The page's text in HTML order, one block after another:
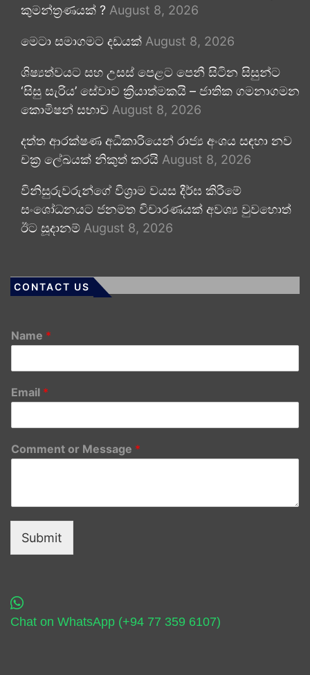
කුමන්ත්‍රණයක් ? August 8, 2026
මෙටා සමාගමට දඩයක් August 8, 2026
ශිෂ්‍යත්වයට සහ උසස් පෙළට පෙනී සිටින සිසුන්ට
‘සිසු සැරිය’ සේවාව ක්‍රියාත්මකයි – ජාතික ගමනාගමන
කොමිෂන් සභාව August 8, 2026
දත්ත ආරක්ෂණ අධිකාරියෙන් රාජ්‍ය අංශය සඳහා නව
චක්‍ර ලේඛයක් නිකුත් කරයි August 8, 2026
විනිසුරුවරුන්ගේ විශ්‍රාම වයස දීර්ඝ කිරීමේ
සංශෝධනයට ජනමත විචාරණයක් අවශ්‍ය වුවහොත්
ඊට සූදානම් August 8, 2026
CONTACT US
Name *
Email *
Comment or Message *
Submit
Chat on WhatsApp (+94 77 359 6107)